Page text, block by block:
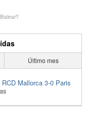
Último mes
Mallorca 3-0 Paris